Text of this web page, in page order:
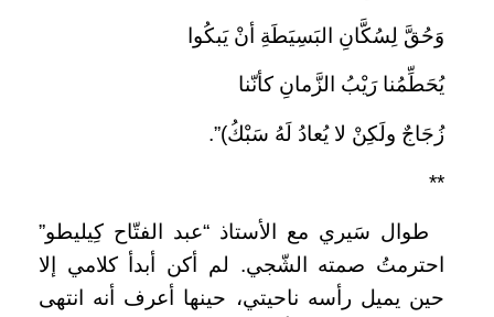
وَحُقَّ لِسُكَّانِ البَسِيَطَةِ أنْ يَبكُوا
يُحَطِّمُنا رَيْبُ الزَّمانِ كأنّنا
زُجَاجٌ ولَكِنْ لا يُعادُ لَهُ سَبْكُ)”.
**
طوال سَيري مع الأستاذ “عبد الفتّاح كِيليطو”
احترمتُ صمته الشّجي. لم أكن أبدأ كلامي إلا
حين يميل رأسه ناحيتي، حينها أعرف أنه انتهى